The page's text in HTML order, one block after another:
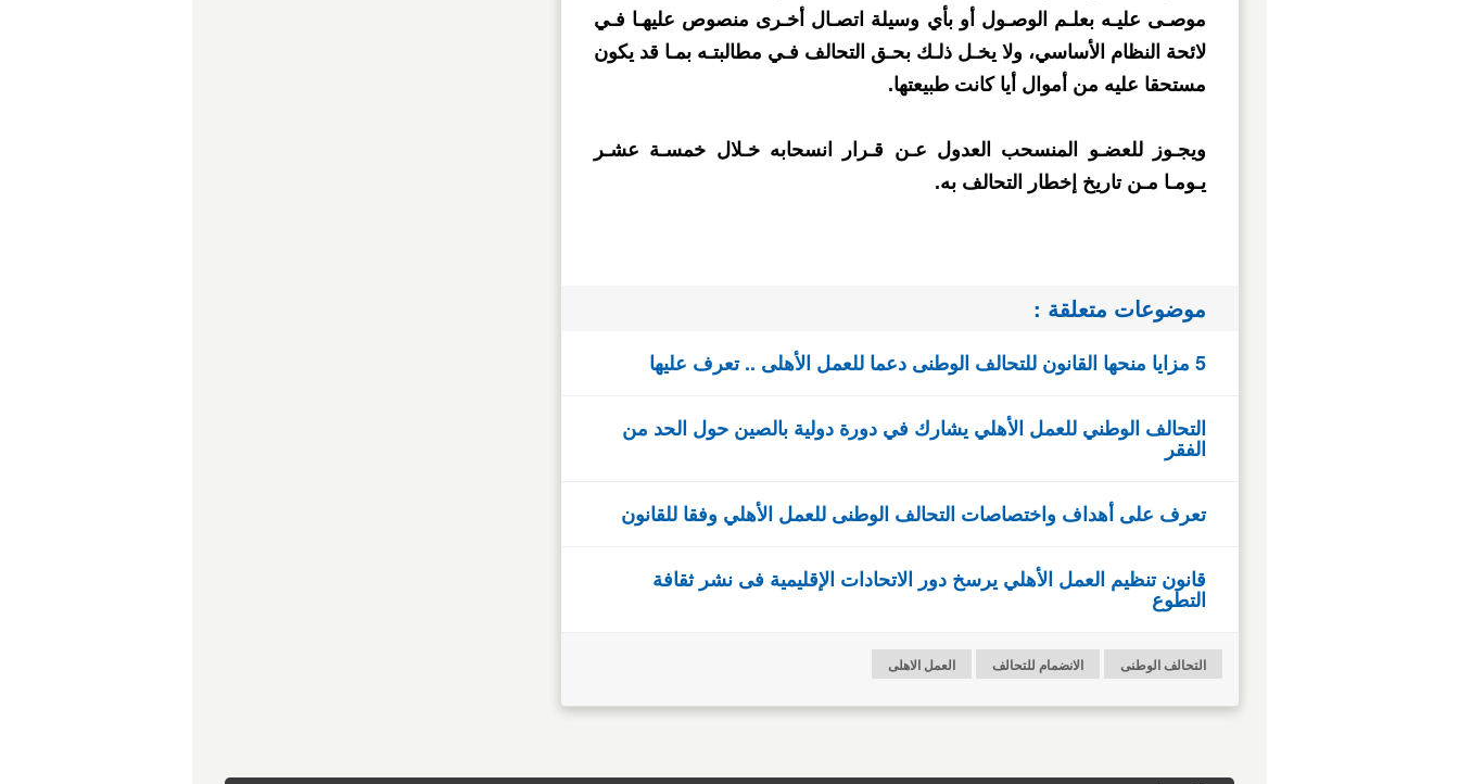
موصـى عليـه بعلـم الوصـول أو بأي وسيلة اتصـال أخـرى منصوص عليهـا فـي
لائحة النظام الأساسي، ولا يخـل ذلـك بحـق التحالف فـي مطالبتـه بمـا قد يكون
مستحقا عليه من أموال أيا كانت طبيعتها.
ويجـوز للعضـو المنسحب العدول عـن قـرار انسحابه خـلال خمسـة عشـر
يـومـا مـن تاريخ إخطار التحالف به.
موضوعات متعلقة :
5 مزايا منحها القانون للتحالف الوطنى دعما للعمل الأهلى .. تعرف عليها
التحالف الوطني للعمل الأهلي يشارك في دورة دولية بالصين حول الحد من
الفقر
تعرف على أهداف واختصاصات التحالف الوطنى للعمل الأهلي وفقا للقانون
قانون تنظيم العمل الأهلي يرسخ دور الاتحادات الإقليمية فى نشر ثقافة
التطوع
التحالف الوطنى الانضمام للتحالف العمل الاهلى